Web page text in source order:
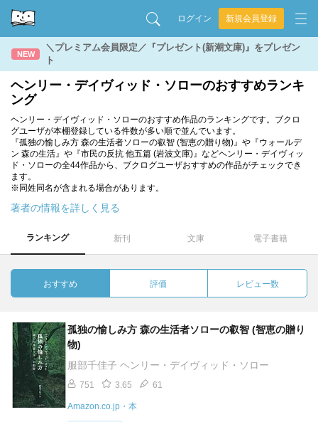
ログイン 新規会員登録
NEW
＼プレミアム会員限定／『プレゼント(新潮文庫)』をプレゼン
ト
ヘンリー・デイヴィッド・ソローのおすすめランキ
ング
ヘンリー・デイヴィッド・ソローのおすすめ作品のランキングです。ブクロ
グユーザが本棚登録している件数が多い順で並んでいます。
『孤独の愉しみ方 森の生活者ソローの叡智 (智恵の贈り物)』や『ウォールデ
ン 森の生活』や『市民の反抗 他五篇 (岩波文庫)』などヘンリー・デイヴィッ
ド・ソローの全44作品から、ブクログユーザおすすめの作品がチェックでき
ます。
※同姓同名が含まれる場合があります。
著者の情報を詳しく見る
ランキング 新刊 文庫 電子書籍
おすすめ 評価 レビュー数
孤独の愉しみ方 森の生活者ソローの叡智 (智恵の贈り
物)
服部千佳子 ヘンリー・デイヴィッド・ソロー
751 3.65 61
Amazon.co.jp・本